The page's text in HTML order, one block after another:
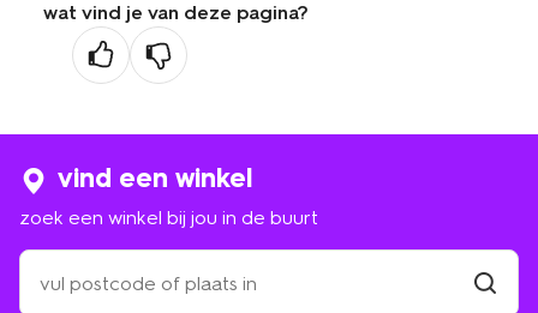
wat vind je van deze pagina?
vind een winkel
zoek een winkel bij jou in de buurt
zoek
een